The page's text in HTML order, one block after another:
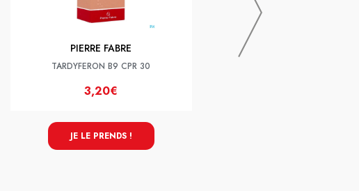
PIERRE FABRE
TARDYFERON B9 CPR 30
3,20€
JE LE PRENDS !